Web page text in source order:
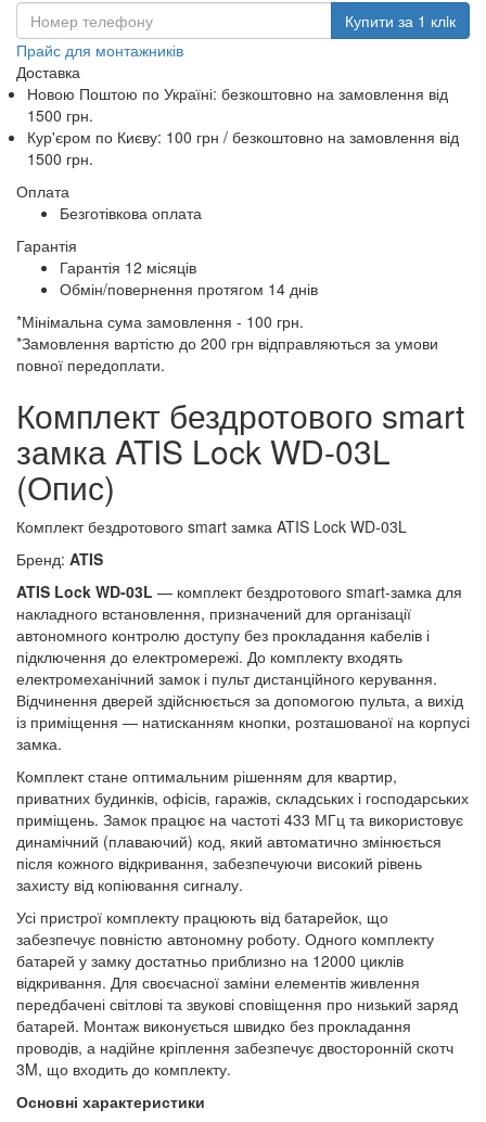
Купити за 1 клiк
Прайс для монтажників
Доставка
Новою Поштою по Україні: безкоштовно на замовлення від
1500 грн.
Кур'єром по Києву: 100 грн / безкоштовно на замовлення від
1500 грн.
Оплата
Безготівкова оплата
Гарантія
Гарантія 12 місяців
Обмін/повернення протягом 14 днів
*Мінімальна сума замовлення - 100 грн.
*Замовлення вартістю до 200 грн відправляються за умови
повної передоплати.
Комплект бездротового smart
замка ATIS Lock WD-03L
(Опис)
Комплект бездротового smart замка ATIS Lock WD-03L
Бренд: ATIS
ATIS Lock WD-03L — комплект бездротового smart-замка для
накладного встановлення, призначений для організації
автономного контролю доступу без прокладання кабелів і
підключення до електромережі. До комплекту входять
електромеханічний замок і пульт дистанційного керування.
Відчинення дверей здійснюється за допомогою пульта, а вихід
із приміщення — натисканням кнопки, розташованої на корпусі
замка.
Комплект стане оптимальним рішенням для квартир,
приватних будинків, офісів, гаражів, складських і господарських
приміщень. Замок працює на частоті 433 МГц та використовує
динамічний (плаваючий) код, який автоматично змінюється
після кожного відкривання, забезпечуючи високий рівень
захисту від копіювання сигналу.
Усі пристрої комплекту працюють від батарейок, що
забезпечує повністю автономну роботу. Одного комплекту
батарей у замку достатньо приблизно на 12000 циклів
відкривання. Для своєчасної заміни елементів живлення
передбачені світлові та звукові сповіщення про низький заряд
батарей. Монтаж виконується швидко без прокладання
проводів, а надійне кріплення забезпечує двосторонній скотч
3M, що входить до комплекту.
Основні характеристики